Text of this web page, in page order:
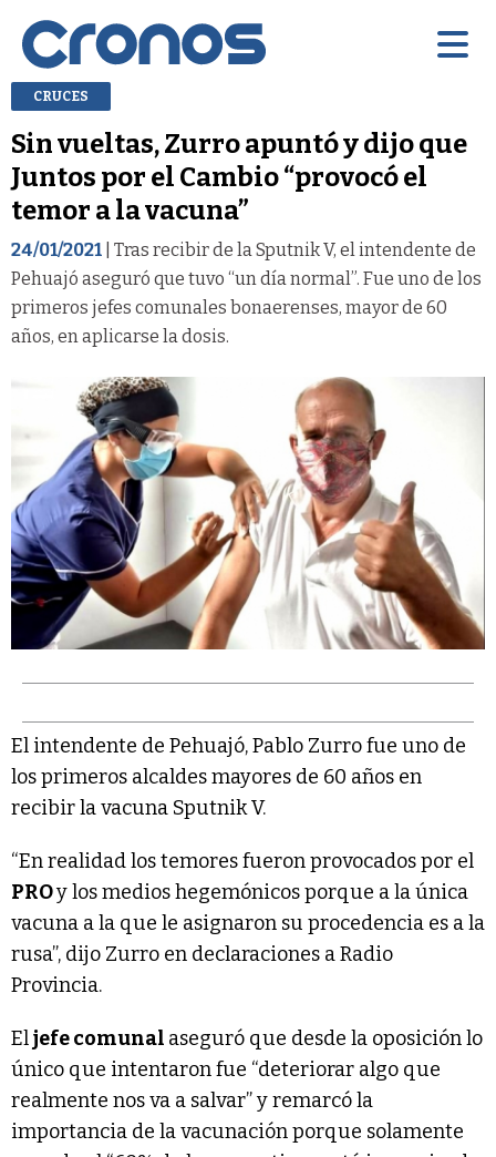
CRUCES
Sin vueltas, Zurro apuntó y dijo que
Juntos por el Cambio “provocó el
temor a la vacuna”
24/01/2021 | Tras recibir de la Sputnik V, el intendente de
Pehuajó aseguró que tuvo “un día normal”. Fue uno de los
primeros jefes comunales bonaerenses, mayor de 60
años, en aplicarse la dosis.
El intendente de Pehuajó, Pablo Zurro fue uno de
los primeros alcaldes mayores de 60 años en
recibir la vacuna Sputnik V.
“En realidad los temores fueron provocados por el
PROy los medios hegemónicos porque a la única
vacuna a la que le asignaron su procedencia es a la
rusa”, dijo Zurro en declaraciones a Radio
Provincia.
Eljefe comunal aseguró que desde la oposición lo
único que intentaron fue “deteriorar algo que
realmente nos va a salvar” y remarcó la
importancia de la vacunación porque solamente